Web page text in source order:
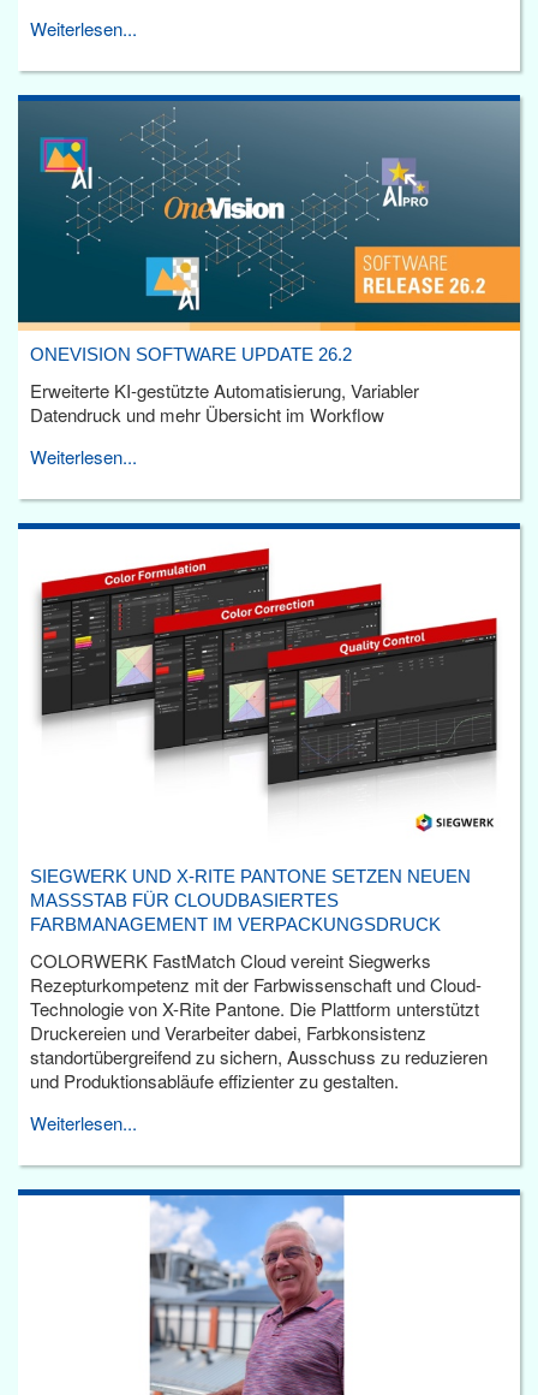
Weiterlesen...
ONEVISION SOFTWARE UPDATE 26.2
Erweiterte KI-gestützte Automatisierung, Variabler
Datendruck und mehr Übersicht im Workflow
Weiterlesen...
SIEGWERK UND X-RITE PANTONE SETZEN NEUEN
MASSSTAB FÜR CLOUDBASIERTES F
ARBMANAGEMENT IM VERPACKUNGSDRUCK
COLORWERK FastMatch Cloud vereint Siegwerks
Rezepturkompetenz mit der Farbwissenschaft und Cloud-
Technologie von X-Rite Pantone. Die Plattform unterstützt
Druckereien und Verarbeiter dabei, Farbkonsistenz
standortübergreifend zu sichern, Ausschuss zu reduzieren
und Produktionsabläufe effizienter zu gestalten.
Weiterlesen...